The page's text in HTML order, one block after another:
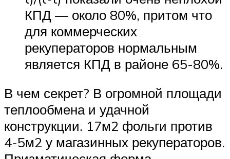
КПД — около 80%, притом что
для коммерческих
рекуператоров нормальным
является КПД в районе 65-80%.
В чем секрет? В огромной площади
теплообмена и удачной
конструкции. 17м2 фольги против
4-5м2 у магазинных рекуператоров.